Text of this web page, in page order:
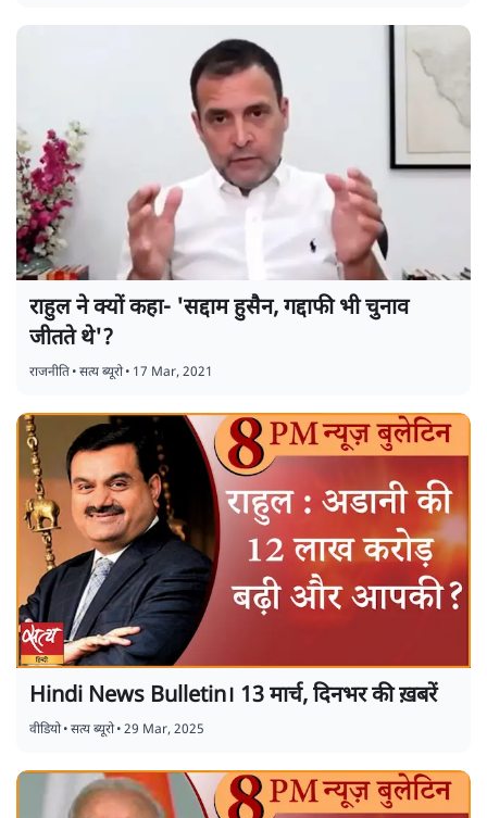
राहुल ने क्यों कहा- 'सद्दाम हुसैन, गद्दाफी भी चुनाव
जीतते थे'?
राजनीति•सत्य ब्यूरो• 17 Mar, 2021
Hindi News Bulletin। 13 मार्च, दिनभर की ख़बरें
वीडियो•सत्य ब्यूरो•29 Mar, 2025